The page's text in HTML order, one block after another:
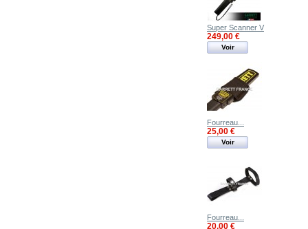
Super Scanner V
249,00 €
Voir
Fourreau...
25,00 €
Voir
Fourreau...
20,00 €